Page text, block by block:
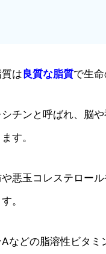
は 良質な脂質で生
チンと呼ばれ、脳
す。
悪玉コレステロー
。
などの脂溶性ビタ